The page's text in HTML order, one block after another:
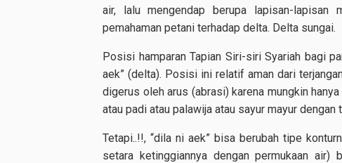
air, lalu mengendap berupa lapisan-lapisan
pemahaman petani terhadap delta. Delta sungai.
Posisi hamparan Tapian Siri-siri Syariah bagi
aek” (delta). Posisi ini relatif aman dari
digerus oleh arus (abrasi) karena mungkin
atau padi atau palawija atau sayur mayur dengan
Tetapi..!!, “dila ni aek” bisa berubah tipe
setara ketinggiannya dengan permukaan air)